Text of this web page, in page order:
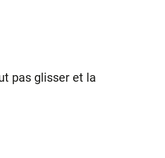
pas glisser et la